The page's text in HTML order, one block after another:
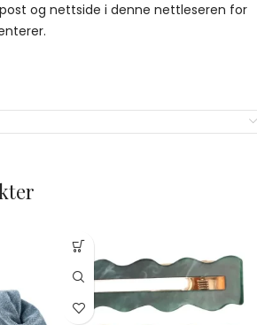
og nettside i denne nettleseren for